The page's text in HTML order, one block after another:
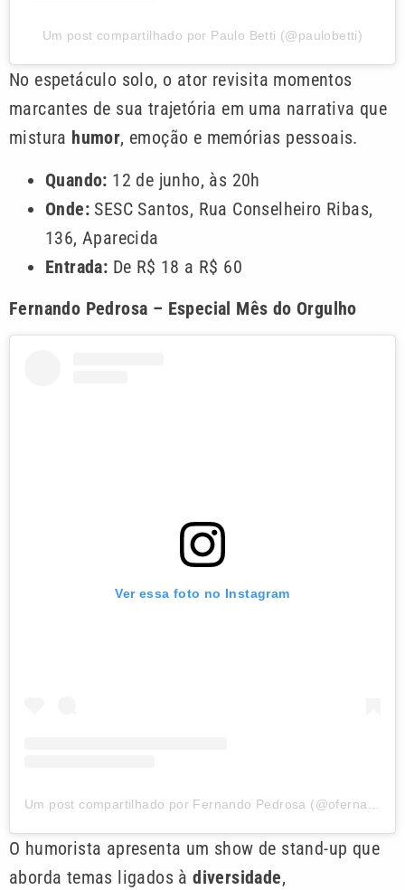
Um post compartilhado por Paulo Betti (@paulobetti)
No espetáculo solo, o ator revisita momentos
marcantes de sua trajetória em uma narrativa que
mistura humor, emoção e memórias pessoais.
Quando: 12 de junho, às 20h
Onde: SESC Santos, Rua Conselheiro Ribas,
136, Aparecida
Entrada: De R$ 18 a R$ 60
Fernando Pedrosa – Especial Mês do Orgulho
Ver essa foto no Instagram
O humorista apresenta um show de stand-up que
aborda temas ligados àdiversidade,